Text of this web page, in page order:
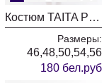
Костюм TAITA PLUS 2622/3 лаванда
Размеры:
46,48,50,54,56
180 бел.руб